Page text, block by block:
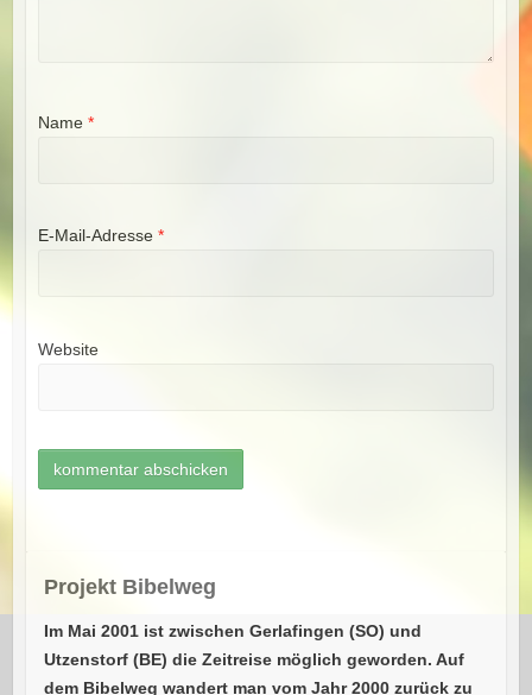
Name *
E-Mail-Adresse *
Website
Projekt Bibelweg
Im Mai 2001 ist zwischen Gerlafingen (SO) und
Utzenstorf (BE) die Zeitreise möglich geworden. Auf
dem Bibelweg wandert man vom Jahr 2000 zurück zu